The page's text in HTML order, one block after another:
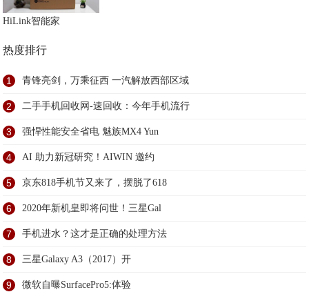
HiLink智能家
热度排行
1 青锋亮剑，万乘征西 一汽解放西部区域
2 二手手机回收网-速回收：今年手机流行
3 强悍性能安全省电 魅族MX4 Yun
4 AI 助力新冠研究！AIWIN 邀约
5 京东818手机节又来了，摆脱了618
6 2020年新机皇即将问世！三星Gal
7 手机进水？这才是正确的处理方法
8 三星Galaxy A3（2017）开
9 微软自曝SurfacePro5:体验